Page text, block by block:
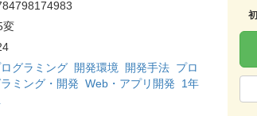
変
グラミング 開発環境 開発手法 プロ
ミング・開発 Web・アプリ開発
1年